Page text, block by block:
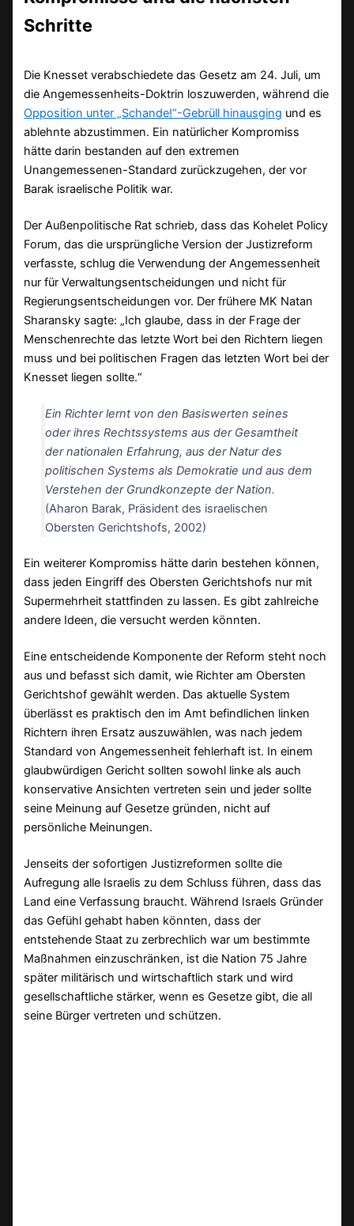
Schritte
Die Knesset verabschiedete das Gesetz am 24. Juli, um
die Angemessenheits-Doktrin loszuwerden, während die
Opposition unter „Schande!“-Gebrüll hinausging und es
ablehnte abzustimmen. Ein natürlicher Kompromiss
hätte darin bestanden auf den extremen
Unangemessenen-Standard zurückzugehen, der vor
Barak israelische Politik war.
Der Außenpolitische Rat schrieb, dass das Kohelet Policy
Forum, das die ursprüngliche Version der Justizreform
verfasste, schlug die Verwendung der Angemessenheit
nur für Verwaltungsentscheidungen und nicht für
Regierungsentscheidungen vor. Der frühere MK Natan
Sharansky sagte: „Ich glaube, dass in der Frage der
Menschenrechte das letzte Wort bei den Richtern liegen
muss und bei politischen Fragen das letzten Wort bei der
Knesset liegen sollte.“
Ein Richter lernt von den Basiswerten seines
oder ihres Rechtssystems aus der Gesamtheit
der nationalen Erfahrung, aus der Natur des
politischen Systems als Demokratie und aus dem
Verstehen der Grundkonzepte der Nation.
(Aharon Barak, Präsident des israelischen
Obersten Gerichtshofs, 2002)
Ein weiterer Kompromiss hätte darin bestehen können,
dass jeden Eingriff des Obersten Gerichtshofs nur mit
Supermehrheit stattfinden zu lassen. Es gibt zahlreiche
andere Ideen, die versucht werden könnten.
Eine entscheidende Komponente der Reform steht noch
aus und befasst sich damit, wie Richter am Obersten
Gerichtshof gewählt werden. Das aktuelle System
überlässt es praktisch den im Amt befindlichen linken
Richtern ihren Ersatz auszuwählen, was nach jedem
Standard von Angemessenheit fehlerhaft ist. In einem
glaubwürdigen Gericht sollten sowohl linke als auch
konservative Ansichten vertreten sein und jeder sollte
seine Meinung auf Gesetze gründen, nicht auf
persönliche Meinungen.
Jenseits der sofortigen Justizreformen sollte die
Aufregung alle Israelis zu dem Schluss führen, dass das
Land eine Verfassung braucht. Während Israels Gründer
das Gefühl gehabt haben könnten, dass der
entstehende Staat zu zerbrechlich war um bestimmte
Maßnahmen einzuschränken, ist die Nation 75 Jahre
später militärisch und wirtschaftlich stark und wird
gesellschaftliche stärker, wenn es Gesetze gibt, die all
seine Bürger vertreten und schützen.